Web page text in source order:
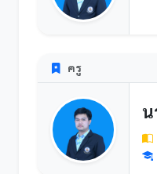
ครู